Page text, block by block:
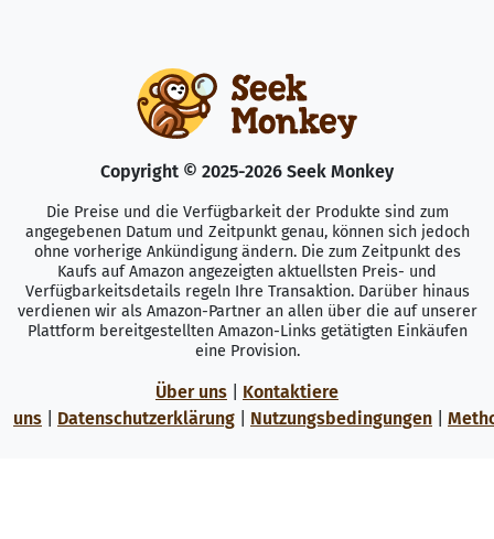
Copyright © 2025-2026 Seek Monkey
Die Preise und die Verfügbarkeit der Produkte sind zum
angegebenen Datum und Zeitpunkt genau, können sich jedoch
ohne vorherige Ankündigung ändern. Die zum Zeitpunkt des
Kaufs auf Amazon angezeigten aktuellsten Preis- und
Verfügbarkeitsdetails regeln Ihre Transaktion. Darüber hinaus
verdienen wir als Amazon-Partner an allen über die auf unserer
Plattform bereitgestellten Amazon-Links getätigten Einkäufen
eine Provision.
Über uns
Kontaktiere
uns
Datenschutzerklärung Nutzungsbedingungen